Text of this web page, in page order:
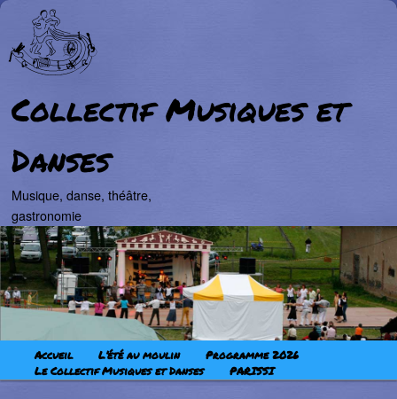
Collectif Musiques et
Danses
Musique, danse, théâtre,
gastronomie
Menu principalAller au contenu principal
Aller au contenu secondaire
Accueil L’été au moulin
Programme 2026
Le Collectif Musiques et Danses
PARISSI